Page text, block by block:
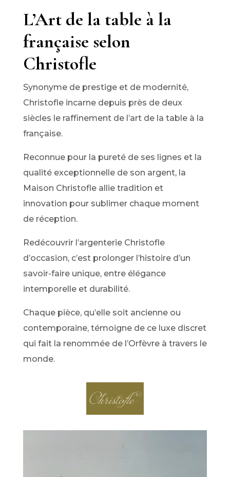
L’Art de la table à la
française selon
Christofle
Synonyme de prestige et de modernité,
Christofle incarne depuis près de deux
siècles le raffinement de l’art de la table à la
française.
Reconnue pour la pureté de ses lignes et la
qualité exceptionnelle de son argent, la
Maison Christofle allie tradition et
innovation pour sublimer chaque moment
de réception.
Redécouvrir l’argenterie Christofle
d’occasion, c’est prolonger l’histoire d’un
savoir-faire unique, entre élégance
intemporelle et durabilité.
Chaque pièce, qu’elle soit ancienne ou
contemporaine, témoigne de ce luxe discret
qui fait la renommée de l’Orfèvre à travers le
monde.